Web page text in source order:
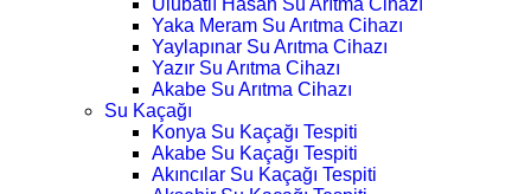
Ulubatlı Hasan Su Arıtma Cihazı
Yaka Meram Su Arıtma Cihazı
Yaylapınar Su Arıtma Cihazı
Yazır Su Arıtma Cihazı
Akabe Su Arıtma Cihazı
Su Kaçağı
Konya Su Kaçağı Tespiti
Akabe Su Kaçağı Tespiti
Akıncılar Su Kaçağı Tespiti